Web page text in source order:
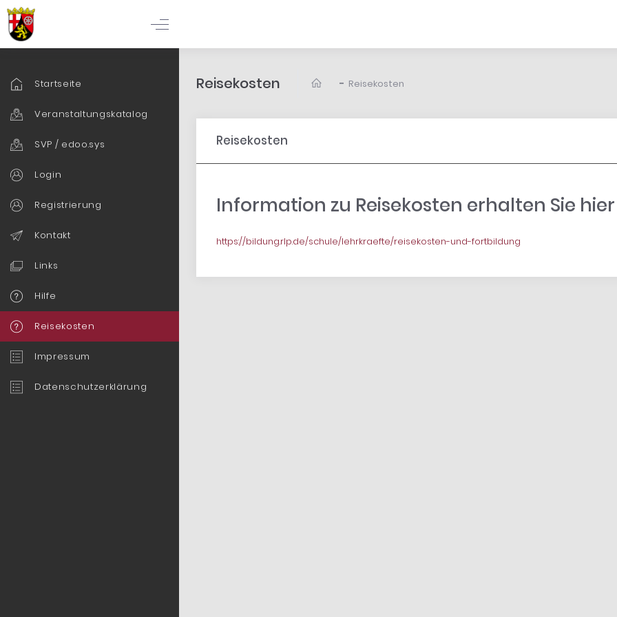
Startseite
Veranstaltungskatalog
SVP / edoo.sys
Login
Registrierung
Kontakt
Links
Hilfe
Reisekosten
Impressum
Datenschutzerklärung
Reisekosten - Reisekosten
Reisekosten
Information zu Reisekosten erhalten Sie hier
https://bildung.rlp.de/schule/lehrkraefte/reisekosten-und-fortbildung